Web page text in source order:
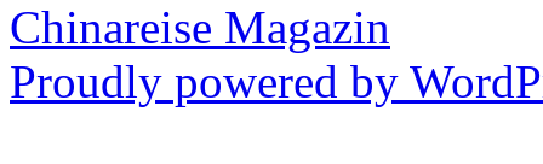
Chinareise Magazin
Proudly powered by